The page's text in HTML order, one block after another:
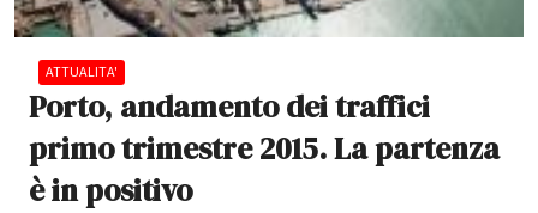
ATTUALITA'
Porto, andamento dei traffici
primo trimestre 2015. La partenza
è in positivo